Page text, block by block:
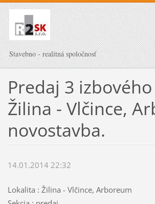
Stavebno - realitná spoločnosť
Predaj 3
Žilina - Vlčince,
novostavba.
14.01.2014 22:32
Lokalita : Žilina - Vlčince, Arboreum